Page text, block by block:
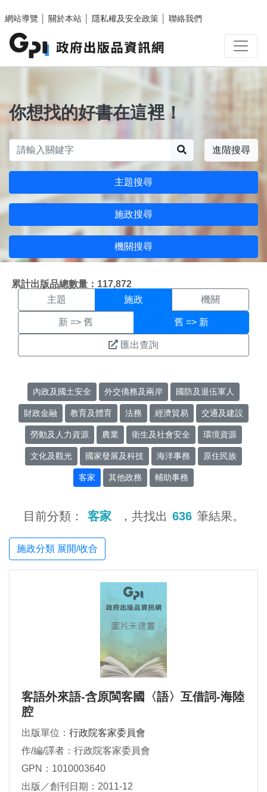
網站導覽
關於本站 隱私權及安全政策 聯絡我們
你想找的好書在這裡！
進階搜尋
主題搜尋
施政搜尋
機關搜尋
累計出版品總數量：117,872
施政搜尋結果頁面
主題 施政 機關
新 => 舊 舊 => 新
匯出查詢
內政及國土安全 外交僑務及兩岸 國防及退伍軍人
財政金融 教育及體育 法務 經濟貿易 交通及建設
勞動及人力資源 農業 衛生及社會安全 環境資源
文化及觀光 國家發展及科技 海洋事務 原住民族
客家 其他政務 輔助事務
目前分類： 客家 ，共找出 636 筆結果。
施政分類 展開/收合
客語外來語-含原閩客國〈語〉互借詞-海陸
腔
出版單位： 行政院客家委員會
作/編/譯者：行政院客家委員會
GPN：1010003640
出版／創刊日期：2011-12